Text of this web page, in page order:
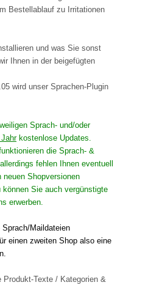
Bestellablauf zu Irritationen
und was Sie sonst
Ihnen in der beigefügten
wird unser Sprachen-Plugin
Sprach- und/oder
kostenlose Updates.
die Sprach- &
fehlen Ihnen eventuell
Shopversionen
Sie auch vergünstigte
erwerben.
Maildateien
einen zweiten Shop also eine
Texte / Kategorien &